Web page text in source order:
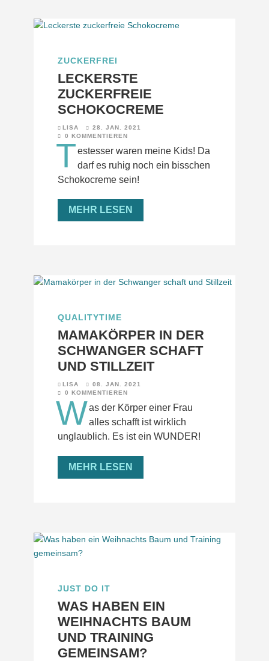
ZUCKERFREI
LECKERSTE
ZUCKERFREIE
SCHOKOCREME
LISA
28. JAN. 2021
0 KOMMENTIEREN
T estesser waren meine Kids! Da
darf es ruhig noch ein bisschen
Schokocreme sein!
MEHR LESEN
QUALITYTIME
MAMAKÖRPER IN DER
SCHWANGER SCHAFT
UND STILLZEIT
LISA
08. JAN. 2021
0 KOMMENTIEREN
Was der Körper einer Frau
alles schafft ist wirklich
unglaublich. Es ist ein WUNDER!
MEHR LESEN
JUST DO IT
WAS HABEN EIN
WEIHNACHTS BAUM
UND TRAINING
GEMEINSAM?